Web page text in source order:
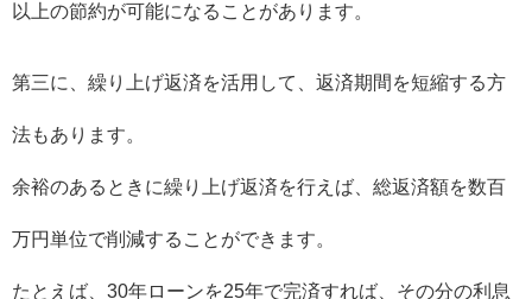
以上の節約が可能になることがあります。
第三に、繰り上げ返済を活用して、返済期間を短縮する方
法もあります。
余裕のあるときに繰り上げ返済を行えば、総返済額を数百
万円単位で削減することができます。
たとえば、30年ローンを25年で完済すれば、その分の利息